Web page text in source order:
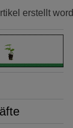
erstellt